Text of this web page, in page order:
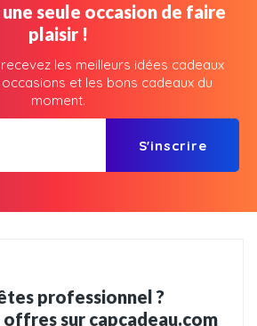
seule occasion de faire
plaisir !
les meilleurs idées cadeaux
et les bons cadeaux du
moment.
S'inscrire
professionnel ?
sur capcadeau.com